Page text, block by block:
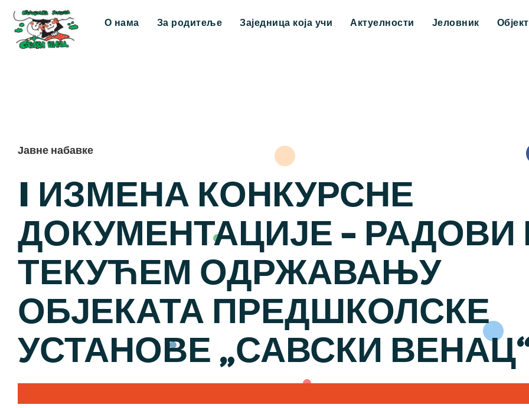
О нама За родитеље Заједница која учи Актуелности Јеловник
Јавне набавке
I ИЗМЕНА КОНКУРСНЕ
ДОКУМЕНТАЦИЈЕ – РАДОВИ
ТЕКУЋЕМ ОДРЖАВАЊУ
ОБЈЕКАТА ПРЕДШКОЛСКЕ
УСТАНОВЕ „САВСКИ